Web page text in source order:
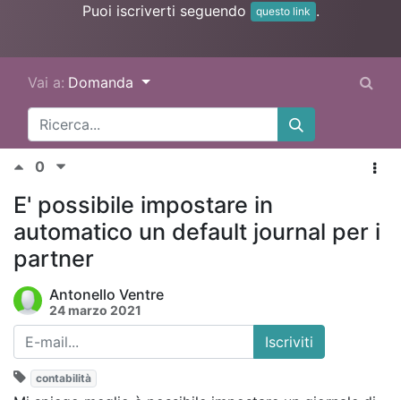
Puoi iscriverti seguendo
questo link .
Vai a: Domanda
0
E' possibile impostare in
automatico un default journal per i
partner
Antonello Ventre
24 marzo 2021
Iscriviti
contabilità